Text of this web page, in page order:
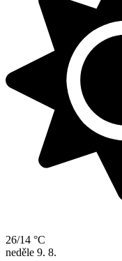
26/14 °C
neděle 9. 8.